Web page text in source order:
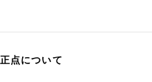
点について